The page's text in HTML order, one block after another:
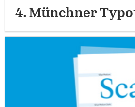
4. Münchner